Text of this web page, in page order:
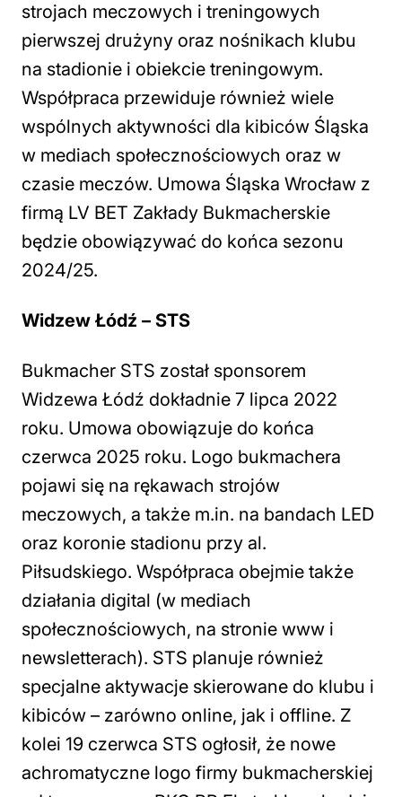
strojach meczowych i treningowych
pierwszej drużyny oraz nośnikach klubu
na stadionie i obiekcie treningowym.
Współpraca przewiduje również wiele
wspólnych aktywności dla kibiców Śląska
w mediach społecznościowych oraz w
czasie meczów. Umowa Śląska Wrocław z
firmą LV BET Zakłady Bukmacherskie
będzie obowiązywać do końca sezonu
2024/25.
Widzew Łódź – STS
Bukmacher STS został sponsorem
Widzewa Łódź dokładnie 7 lipca 2022
roku. Umowa obowiązuje do końca
czerwca 2025 roku. Logo bukmachera
pojawi się na rękawach strojów
meczowych, a także m.in. na bandach LED
oraz koronie stadionu przy al.
Piłsudskiego. Współpraca obejmie także
działania digital (w mediach
społecznościowych, na stronie www i
newsletterach). STS planuje również
specjalne aktywacje skierowane do klubu i
kibiców – zarówno online, jak i offline. Z
kolei 19 czerwca STS ogłosił, że nowe
achromatyczne logo firmy bukmacherskiej